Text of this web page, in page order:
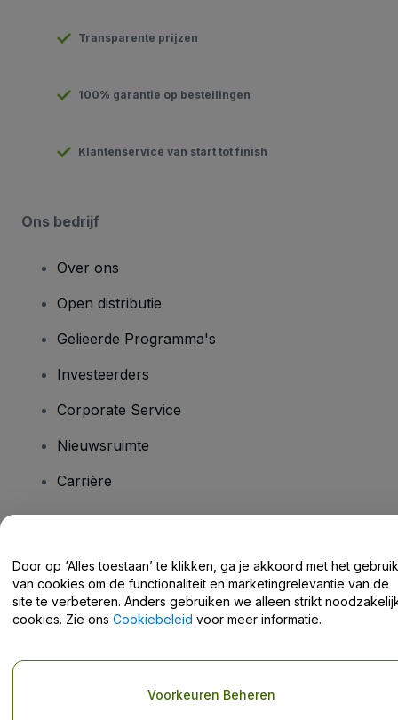
Transparente prijzen
100% garantie op bestellingen
Klantenservice van start tot finish
Ons bedrijf
Over ons
Open distributie
Gelieerde Programma's
Investeerders
Corporate Service
Nieuwsruimte
Carrière
Helpcentrum / Neem Contact Met Ons Op
Copyright © viagogo GmbH 2026 Bedrijfsgegevens
Door op ‘Alles toestaan’ te klikken, ga je akkoord met het gebruik
van cookies om de functionaliteit en marketingrelevantie van de
site te verbeteren. Anders gebruiken we alleen strikt
cookies. Zie ons Cookiebeleid voor meer informatie.
Voorkeuren Beheren